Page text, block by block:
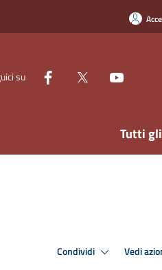
su
Tutti
Condividi Vedi